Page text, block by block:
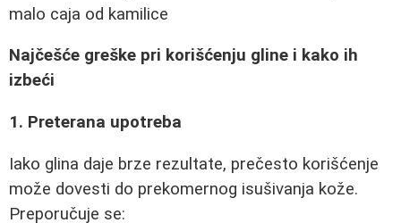
malo caja od kamilice
Najčešće greške pri korišćenju gline i kako ih
izbeći
1. Preterana upotreba
Iako glina daje brze rezultate, prečesto korišćenje
može dovesti do prekomernog isušivanja kože.
Preporučuje se: